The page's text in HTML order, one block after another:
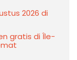
2026 di
gratis di Île-